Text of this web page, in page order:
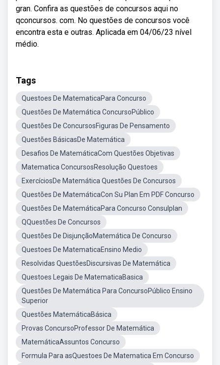
gran. Confira as questões de concursos aqui no
qconcursos. com. No questões de concursos você
encontra esta e outras. Aplicada em 04/06/23 nível
médio.
Tags
Questoes De MatematicaPara Concurso
Questões De Matemática ConcursoPúblico
Questões De ConcursosFiguras De Pensamento
Questões BásicasDe Matemática
Desafios De MatemáticaCom Questões Objetivas
Matematica ConcursosResolução Questoes
ExercíciosDe Matemática Questões De Concursos
Questões De MatemáticaCon Su Plan Em PDF Concurso
Questões De MatemáticaPara Concurso Consulplan
QQuestões De Concursos
Questões De DisjunçãoMatemática De Concurso
Questoes De MatematicaEnsino Medio
Resolvidas QuestõesDiscursivas De Matemática
Questoes Legais De MatematicaBasica
Questões De Matemática Para ConcursoPúblico Ensino
Superior
Questões MatemáticaBásica
Provas ConcursoProfessor De Matemática
MatemáticaAssuntos Concurso
Formula Para asQuestoes De Matematica Em Concurso